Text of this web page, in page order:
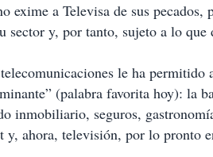
exime a Televisa de sus pecados,
sector y, por tanto, sujeto a lo que
le ha permitido
(palabra favorita hoy): la
inmobiliario, seguros,
ahora, televisión, por lo pronto